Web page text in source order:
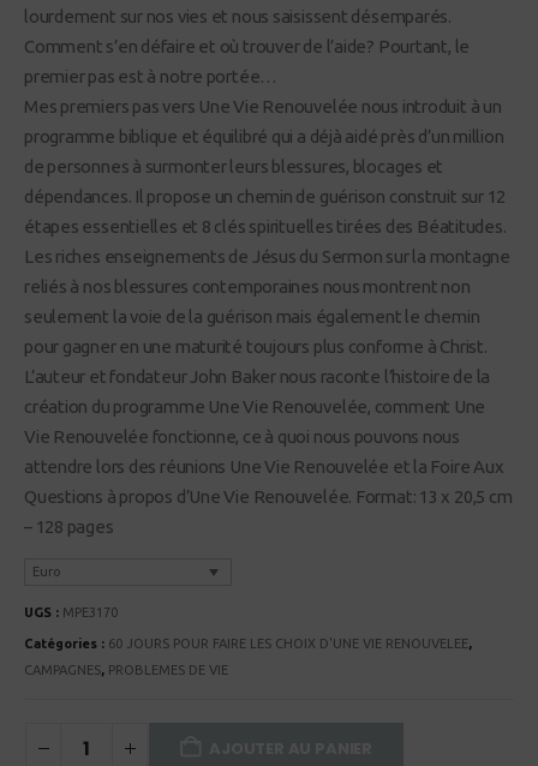
lourdement sur nos vies et nous saisissent désemparés.
Comment s’en défaire et où trouver de l’aide? Pourtant, le
premier pas est à notre portée…
Mes premiers pas vers Une Vie Renouvelée nous introduit à un
programme biblique et équilibré qui a déjà aidé près d’un million
de personnes à surmonter leurs blessures, blocages et
dépendances. Il propose un chemin de guérison construit sur 12
étapes essentielles et 8 clés spirituelles tirées des Béatitudes.
Les riches enseignements de Jésus du Sermon sur la montagne
reliés à nos blessures contemporaines nous montrent non
seulement la voie de la guérison mais également le chemin
pour gagner en une maturité toujours plus conforme à Christ.
L’auteur et fondateur John Baker nous raconte l’histoire de la
création du programme Une Vie Renouvelée, comment Une
Vie Renouvelée fonctionne, ce à quoi nous pouvons nous
attendre lors des réunions Une Vie Renouvelée et la Foire Aux
Questions à propos d’Une Vie Renouvelée. Format: 13 x 20,5 cm
– 128 pages
Euro
UGS : MPE3170
Catégories : 60 JOURS POUR FAIRE LES CHOIX D'UNE VIE RENOUVELEE,
CAMPAGNES, PROBLEMES DE VIE